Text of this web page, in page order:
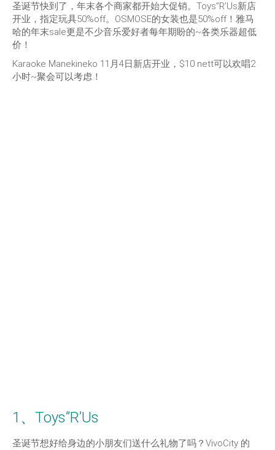
圣诞节快到了，年末各个商家都开始大促销。Toys”R’Us新店
开业，指定玩具50%off。OSMOSE的女装也是50%off！雅马
哈的年末sale更是不少音乐爱好者每年期盼的~各类乐器超低
价！
Karaoke Manekineko 11月4日新店开业，$10 nett可以欢唱2
小时~聚会可以考虑！
1、Toys”R’Us
圣诞节想好给身边的小朋友们送什么礼物了吗？VivoCity 的